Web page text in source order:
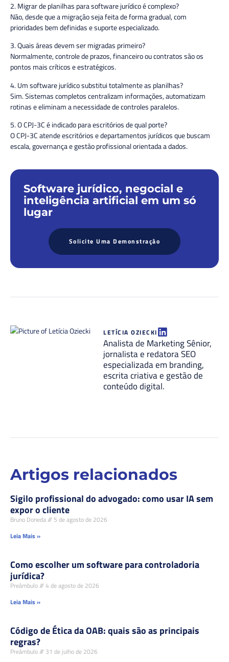
2. Migrar de planilhas para software jurídico é complexo?
Não, desde que a migração seja feita de forma gradual, com
prioridades bem definidas e suporte especializado.
3. Quais áreas devem ser migradas primeiro?
Normalmente, controle de prazos, financeiro ou contratos são os
pontos mais críticos e estratégicos.
4. Um software jurídico substitui totalmente as planilhas?
Sim. Sistemas completos centralizam informações, automatizam
rotinas e eliminam a necessidade de controles paralelos.
5. O CPJ-3C é indicado para escritórios de qual porte?
O CPJ-3C atende escritórios e departamentos jurídicos que buscam
escala, governança e gestão profissional orientada a dados.
Software jurídico, negocial e
inteligência artificial em um só
lugar
Solicite Uma Demonstração
LETÍCIA OZIECKI
Analista de Marketing Sênior,
jornalista e redatora SEO
especializada em branding,
escrita criativa e gestão de
conteúdo digital.
Artigos relacionados
Sigilo profissional do advogado: como usar IA sem
expor o cliente
Bruno Doneda
5 de agosto de 2026
Leia Mais »
Como escolher um software para controladoria
jurídica?
Preâmbulo
4 de agosto de 2026
Leia Mais »
Código de Ética da OAB: quais são as principais
regras?
Preâmbulo
31 de julho de 2026